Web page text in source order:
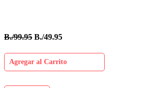
B./99.95 B./49.95
Agregar al Carrito